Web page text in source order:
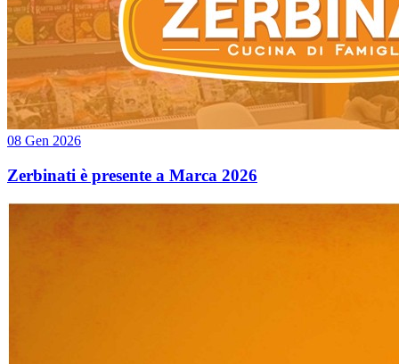
08 Gen 2026
Zerbinati è presente a Marca 2026